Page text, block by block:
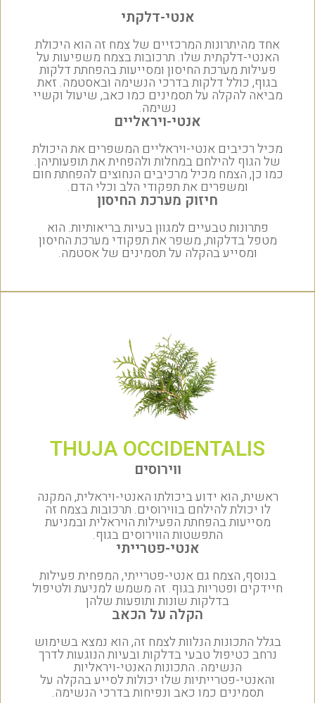
אנטי-דלקתי
אחד מהיתרונות המרכזיים של צמח זה הוא היכולת
האנטי-דלקתית שלו. תרכובות בצמח משפיעות על
פעילות מערכת החיסון ומסייעות בהפחתת דלקות
בגוף, כולל דלקות בדרכי הנשימה ובאסטמה. זאת
מביאה להקלה על תסמינים כמו כאב, שיעול וקשיי
נשימה.
אנטי-ויראליים
מכיל רכיבים אנטי-ויראליים המשפרים את היכולת
של הגוף להילחם במחלות ולהפחית את תופעותיהן.
כמו כן, הצמח מכיל מרכיבים הנחוצים להפחתת חום
ומשפרים את תפקודי הלב וכלי הדם.
חיזוק מערכת החיסון
פתרונות טבעיים למגוון בעיות בריאותיות. הוא
מטפל בדלקות, משפר את תפקודי מערכת החיסון
ומסייע בהקלה על תסמינים של אסטמה.
THUJA OCCIDENTALIS
ווירוסים
ראשית, הוא ידוע ביכולתו האנטי-ויראלית, המקנה
לו יכולת להילחם בווירוסים. תרכובות בצמח זה
מסייעות בהפחתת הפעילות הויראלית ובמניעת
התפשטות הווירוסים בגוף.
אנטי-פטרייתי
בנוסף, הצמח גם אנטי-פטרייתי, המפחית פעילות
חיידקים ופטריות בגוף. זה משמש למניעת ולטיפול
בדלקות שונות ותופעות שלהן
הקלה על הכאב
בגלל התכונות הנלוות לצמח זה, הוא נמצא בשימוש
נרחב כטיפול טבעי בדלקות ובעיות הנוגעות לדרך
הנשימה. התכונות האנטי-ויראליות
והאנטי-פטרייתיות שלו יכולות לסייע בהקלה על
תסמינים כמו כאב ונפיחות בדרכי הנשימה.